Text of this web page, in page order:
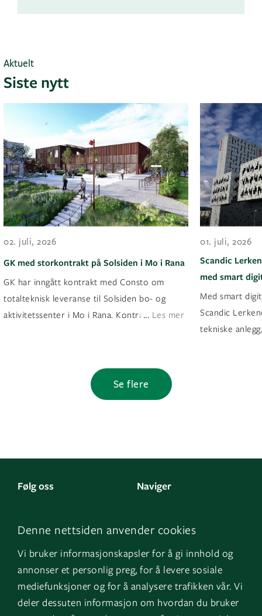
Denne nettsiden anvender cookies
Vi bruker informasjonskapsler for å gi innhold og
annonser et personlig preg, for å levere sosiale
mediefunksjoner og for å analysere trafikken vår. Vi
deler dessuten informasjon om hvordan du bruker
Aktuelt
Siste nytt
02. juli, 2026
GK med storkontrakt på Solsiden i Mo i Rana
GK har inngått kontrakt med Consto om
totalteknisk leveranse til Solsiden bo- og
aktivitetssenter i Mo i Rana. Kontrakten ha
... Les mer
01. juli, 2026
Scandic
med smart
Med smart
Scandic
tekniske
Se flere
Følg oss
Facebook
Instagram
YouTube
Naviger
Om oss
GK Sverige
GK Danmark